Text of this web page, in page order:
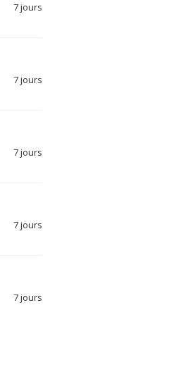
7 jours
7 jours
7 jours
7 jours
7 jours